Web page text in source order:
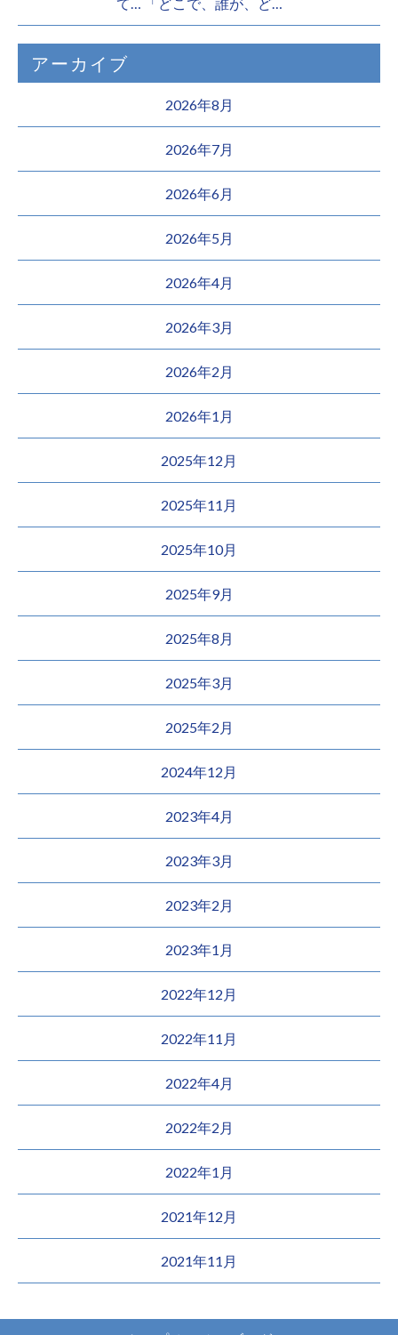
アーカイブ
2026年8月
2026年7月
2026年6月
2026年5月
2026年4月
2026年3月
2026年2月
2026年1月
2025年12月
2025年11月
2025年10月
2025年9月
2025年8月
2025年3月
2025年2月
2024年12月
2023年4月
2023年3月
2023年2月
2023年1月
2022年12月
2022年11月
2022年4月
2022年2月
2022年1月
2021年12月
2021年11月